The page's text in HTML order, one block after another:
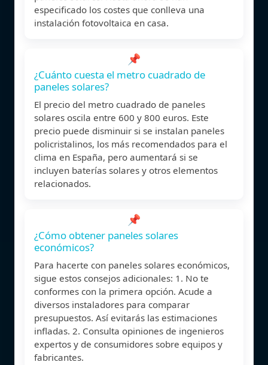
especificado los costes que conlleva una
instalación fotovoltaica en casa.
📌
¿Cuánto cuesta el metro cuadrado de
paneles solares?
El precio del metro cuadrado de paneles
solares oscila entre 600 y 800 euros. Este
precio puede disminuir si se instalan paneles
policristalinos, los más recomendados para el
clima en España, pero aumentará si se
incluyen baterías solares y otros elementos
relacionados.
📌
¿Cómo obtener paneles solares
económicos?
Para hacerte con paneles solares económicos,
sigue estos consejos adicionales: 1. No te
conformes con la primera opción. Acude a
diversos instaladores para comparar
presupuestos. Así evitarás las estimaciones
infladas. 2. Consulta opiniones de ingenieros
expertos y de consumidores sobre equipos y
fabricantes.